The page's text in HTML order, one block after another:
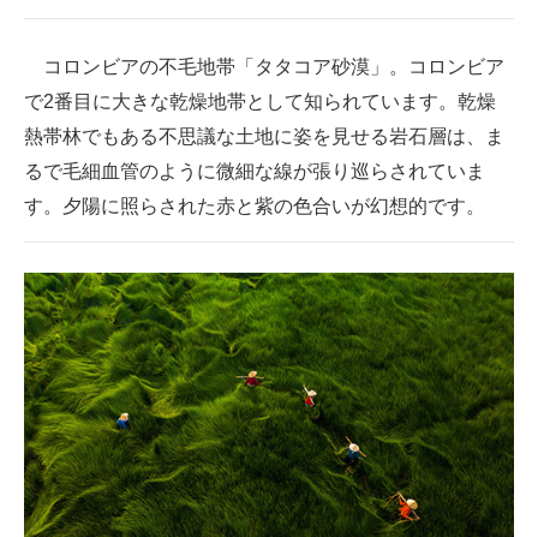
コロンビアの不毛地帯「タタコア砂漠」。コロンビア
で2番目に大きな乾燥地帯として知られています。乾燥
熱帯林でもある不思議な土地に姿を見せる岩石層は、ま
るで毛細血管のように微細な線が張り巡らされていま
す。夕陽に照らされた赤と紫の色合いが幻想的です。